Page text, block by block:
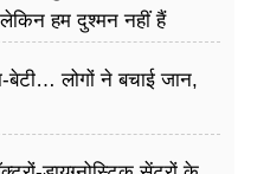
लेकिन हम दुश्मन नहीं हैं
बेटी… लोगों ने बचाई जान,